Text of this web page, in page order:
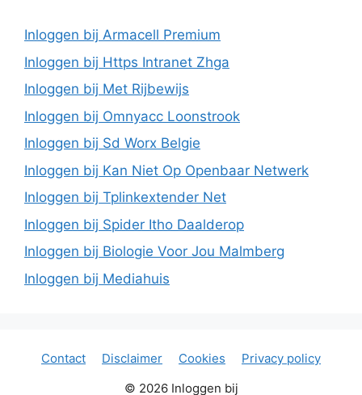
Inloggen bij Armacell Premium
Inloggen bij Https Intranet Zhga
Inloggen bij Met Rijbewijs
Inloggen bij Omnyacc Loonstrook
Inloggen bij Sd Worx Belgie
Inloggen bij Kan Niet Op Openbaar Netwerk
Inloggen bij Tplinkextender Net
Inloggen bij Spider Itho Daalderop
Inloggen bij Biologie Voor Jou Malmberg
Inloggen bij Mediahuis
Contact Disclaimer Cookies
Privacy policy
© 2026 Inloggen bij